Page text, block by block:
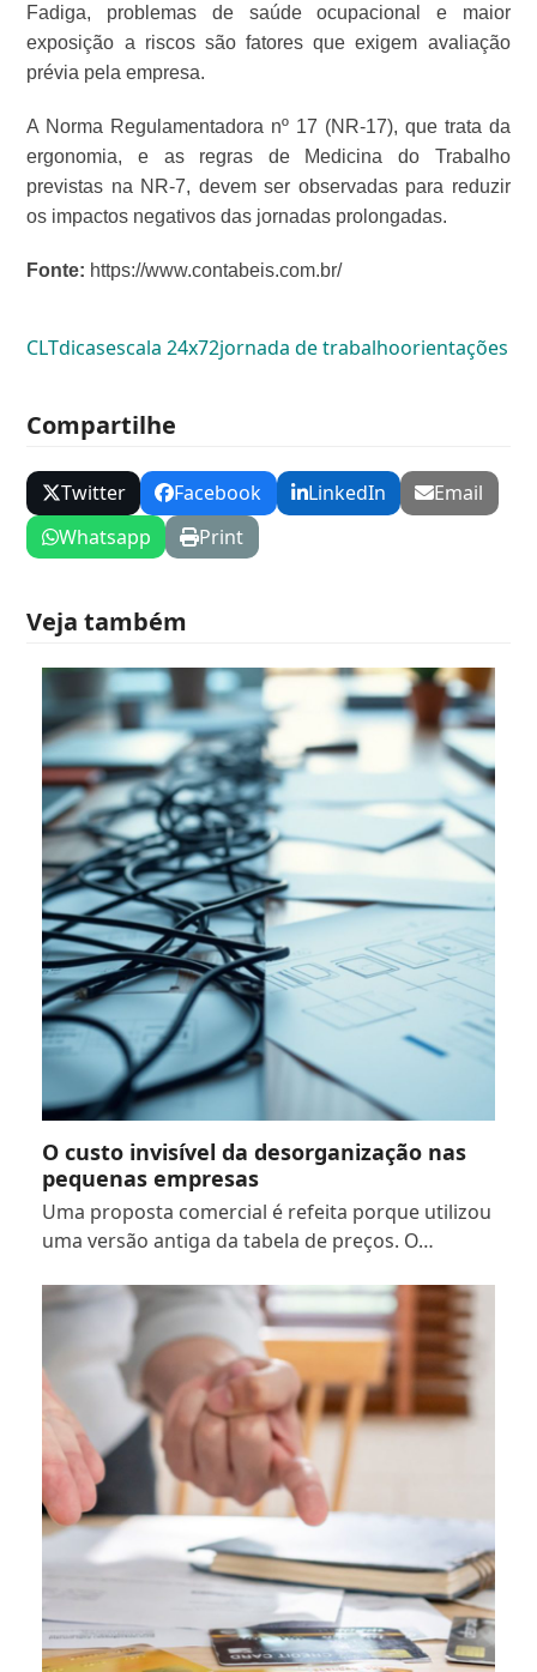
Fadiga, problemas de saúde ocupacional e maior
exposição a riscos são fatores que exigem avaliação
prévia pela empresa.
A Norma Regulamentadora nº 17 (NR-17), que trata da
ergonomia, e as regras de Medicina do Trabalho
previstas na NR-7, devem ser observadas para reduzir
os impactos negativos das jornadas prolongadas.
Fonte: https://www.contabeis.com.br/
CLTdicasescala 24x72jornada de trabalhoorientações
Compartilhe
Twitter Facebook LinkedIn
Email
Whatsapp
Print
Veja também
O custo invisível da desorganização nas
pequenas empresas
Uma proposta comercial é refeita porque utilizou
uma versão antiga da tabela de preços. O…